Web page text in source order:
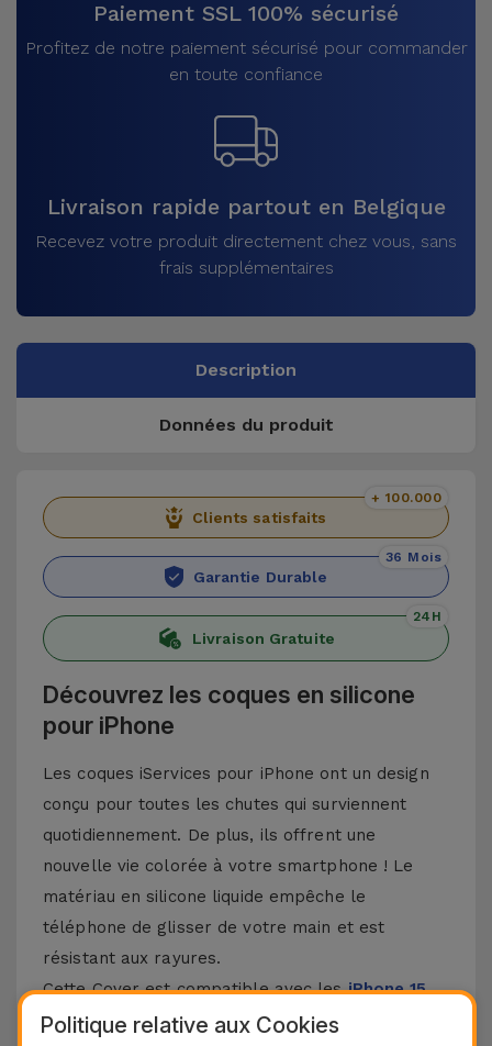
Paiement SSL 100% sécurisé
Profitez de notre paiement sécurisé pour commander
en toute confiance
Livraison rapide partout en Belgique
Recevez votre produit directement chez vous, sans
frais supplémentaires
Description
Données du produit
Clients satisfaits
+ 100.000
Garantie Durable
36 Mois
Livraison Gratuite
24H
Découvrez les coques en silicone
pour iPhone
Les coques iServices pour iPhone ont un design
conçu pour toutes les chutes qui surviennent
quotidiennement. De plus, ils offrent une
nouvelle vie colorée à votre smartphone ! Le
matériau en silicone liquide empêche le
téléphone de glisser de votre main et est
résistant aux rayures.
Cette Cover est compatible avec lesiPhone 15,
14, 13, 12, entre autres, ainsi qu'avec le modèle le
Politique relative aux Cookies